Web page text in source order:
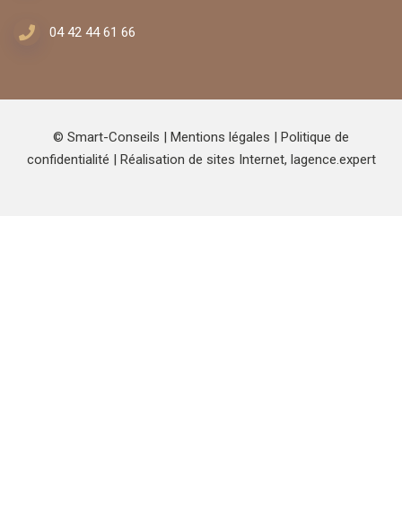
04 42 44 61 66
© Smart-Conseils | Mentions légales | Politique de
confidentialité | Réalisation de sites Internet, lagence.expert